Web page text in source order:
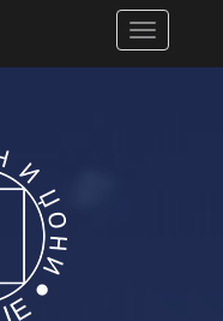
Toggle